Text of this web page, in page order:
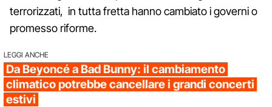
terrorizzati, in tutta fretta hanno cambiato i governi o
promesso riforme.
LEGGI ANCHE
Da Beyoncé a Bad Bunny: il cambiamento
climatico potrebbe cancellare i grandi concerti
estivi